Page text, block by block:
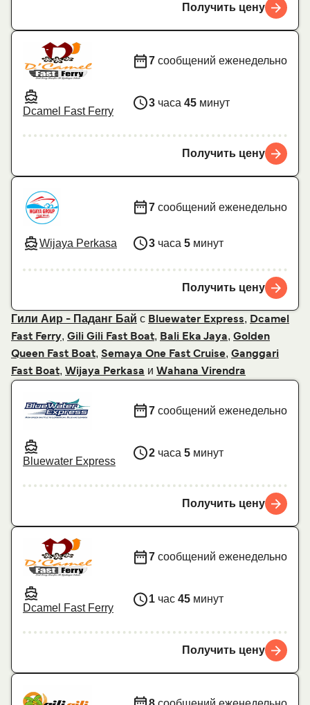
Получить цену
Dcamel Fast Ferry
7 сообщений еженедельно
3 часа 45 минут
Получить цену
Wijaya Perkasa
7 сообщений еженедельно
3 часа 5 минут
Получить цену
Гили Аир - Паданг Бай с Bluewater Express, Dcamel
Fast Ferry, Gili Gili Fast Boat, Bali Eka Jaya, Golden
Queen Fast Boat, Semaya One Fast Cruise, Ganggari
Fast Boat, Wijaya Perkasa и Wahana Virendra
Bluewater Express
7 сообщений еженедельно
2 часа 5 минут
Получить цену
Dcamel Fast Ferry
7 сообщений еженедельно
1 час 45 минут
Получить цену